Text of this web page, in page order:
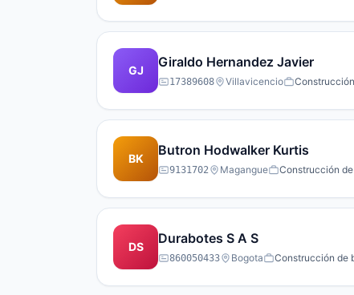
GJ
Giraldo Hernandez Javier
17389608 Villavicencio
BK
Butron Hodwalker Kurtis
9131702 Magangue Construcción
DS
Durabotes S A S
860050433 Bogota Construcción de